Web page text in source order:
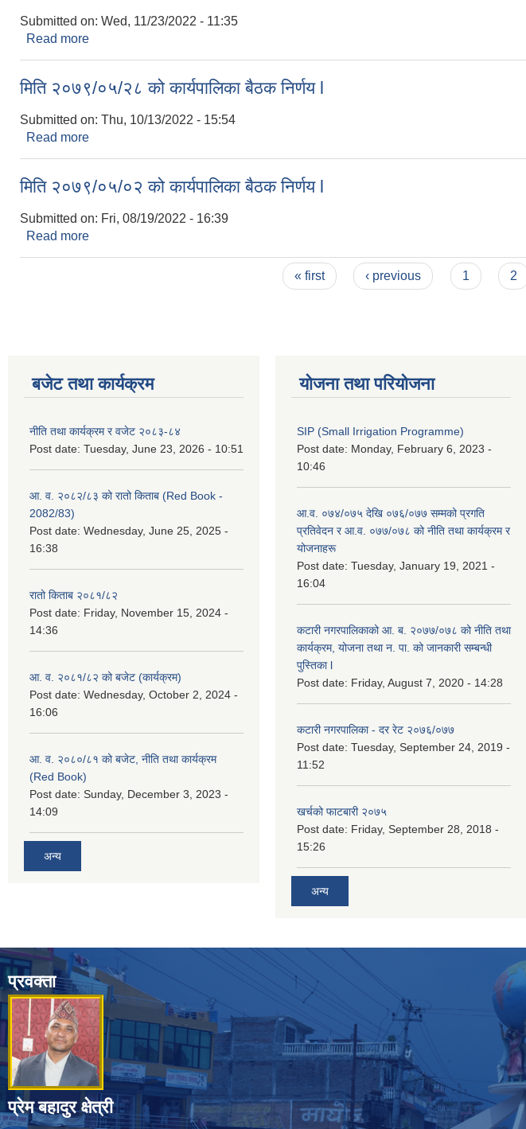
Submitted on: Wed, 11/23/2022 - 11:35
Read more
मिति २०७९/०५/२८ को कार्यपालिका बैठक निर्णय l
Submitted on: Thu, 10/13/2022 - 15:54
Read more
मिति २०७९/०५/०२ को कार्यपालिका बैठक निर्णय l
Submitted on: Fri, 08/19/2022 - 16:39
Read more
« first ‹ previous 1 2
बजेट तथा कार्यक्रम
नीति तथा कार्यक्रम र वजेट २०८३-८४
Post date: Tuesday, June 23, 2026 - 10:51
आ. व. २०८२/८३ को रातो किताब (Red Book -
2082/83)
Post date: Wednesday, June 25, 2025 -
16:38
रातो किताब २०८१/८२
Post date: Friday, November 15, 2024 -
14:36
आ. व. २०८१/८२ को बजेट (कार्यक्रम)
Post date: Wednesday, October 2, 2024 -
16:06
आ. व. २०८०/८१ को बजेट, नीति तथा कार्यक्रम
(Red Book)
Post date: Sunday, December 3, 2023 -
14:09
अन्य
योजना तथा परियोजना
SIP (Small Irrigation Programme)
Post date: Monday, February 6, 2023 -
10:46
आ.व. ०७४/०७५ देखि ०७६/०७७ सम्मको प्रगति
प्रतिवेदन र आ.व. ०७७/०७८ को नीति तथा कार्यक्रम र
योजनाहरू
Post date: Tuesday, January 19, 2021 -
16:04
कटारी नगरपालिकाको आ. ब. २०७७/०७८ को नीति तथा
कार्यक्रम, योजना तथा न. पा. को जानकारी सम्बन्धी
पुस्तिका l
Post date: Friday, August 7, 2020 - 14:28
कटारी नगरपालिका - दर रेट २०७६/०७७
Post date: Tuesday, September 24, 2019 -
11:52
खर्चको फाटबारी २०७५
Post date: Friday, September 28, 2018 -
15:26
अन्य
प्रवक्ता
प्रेम बहादुर क्षेत्री